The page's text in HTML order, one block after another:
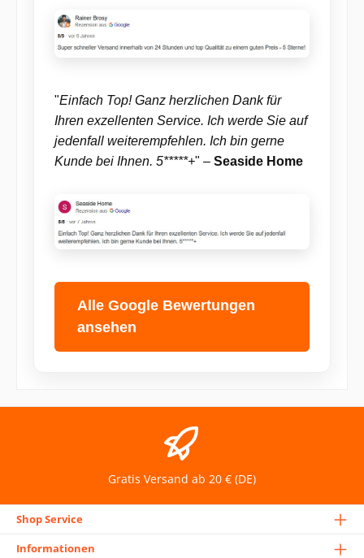
"Einfach Top! Ganz herzlichen Dank für
Ihren exzellenten Service. Ich werde Sie auf
jedenfall weiterempfehlen. Ich bin gerne
Kunde bei Ihnen. 5*****+" – Seaside Home
Alle Google Bewertungen
ansehen
Gratis Versand ab 20 € (DE)
Shop Service
Informationen